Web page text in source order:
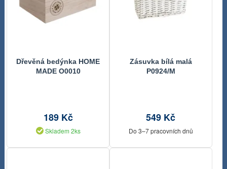
Dřevěná bedýnka HOME
MADE O0010
189 Kč
Skladem 2ks
Zásuvka bílá malá
P0924/M
549 Kč
Do 3–7 pracovních dnů